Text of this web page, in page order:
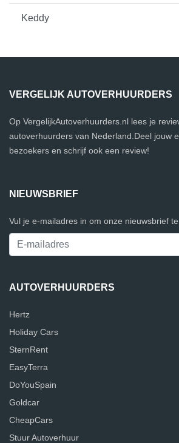
Keddy
VERGELIJK AUTOVERHUURDERS
Op VergelijkAutoverhuurders.nl lees je
autoverhuurders van Nederland.Deel jouw
bezoekers en schrijf ook een review!
NIEUWSBRIEF
Vul je e-mailadres in om onze nieuwsbrief te
AUTOVERHUURDERS
Hertz
Holiday Cars
SternRent
EasyTerra
DoYouSpain
Goldcar
CheapCars
Stuur Autoverhuur